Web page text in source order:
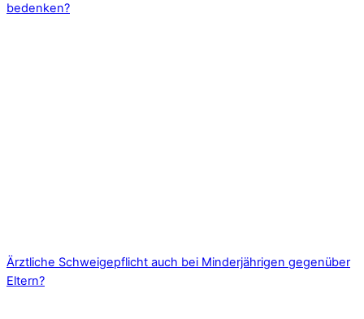
bedenken?
Ärztliche Schweigepflicht auch bei Minderjährigen gegenüber
Eltern?